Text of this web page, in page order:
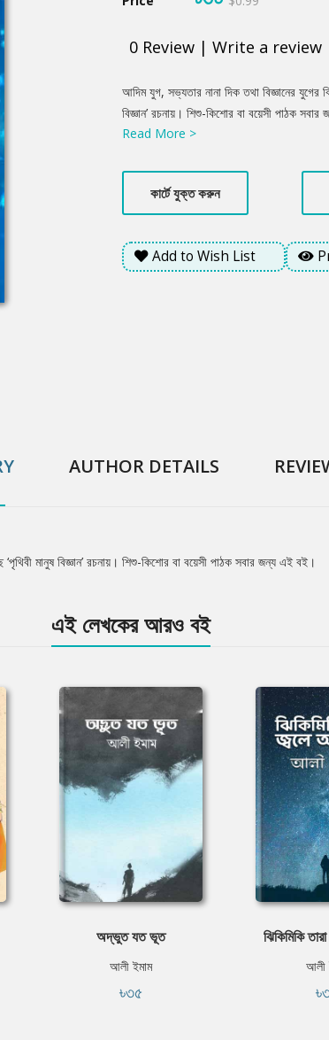
0 Review | Write a review
Product
Summery
আদিম যুগ, সভ্যতার নানা দিক তথা বিজ্ঞানের যুগের
বিজ্ঞান’ রচনায়। শিশু-কিশোর বা বয়েসী পাঠক
Read More >
কার্টে যুক্ত করুন
Add to Wish List
AUTHOR DETAILS
মানুষ বিজ্ঞান’ রচনায়। শিশু-কিশোর বা বয়েসী পাঠক সবার জন্য এই বই।
এই লেখকের আরও বই
অদ্ভুত যত ভূত
আলী ইমাম
৳৩৫
ঝিকিমিকি
আলী